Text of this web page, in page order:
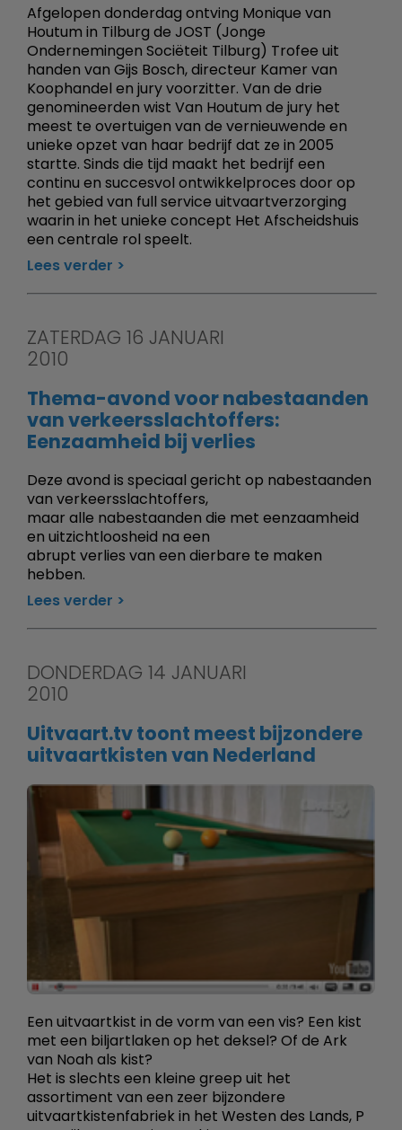
Afgelopen donderdag ontving Monique van
Houtum in Tilburg de JOST (Jonge
Ondernemingen Sociëteit Tilburg) Trofee uit
handen van Gijs Bosch, directeur Kamer van
Koophandel en jury voorzitter. Van de drie
genomineerden wist Van Houtum de jury het
meest te overtuigen van de vernieuwende en
unieke opzet van haar bedrijf dat ze in 2005
startte. Sinds die tijd maakt het bedrijf een
continu en succesvol ontwikkelproces door op
het gebied van full service uitvaartverzorging
waarin in het unieke concept Het Afscheidshuis
een centrale rol speelt.
Lees verder
ZATERDAG 16 JANUARI
2010
Thema-avond voor nabestaanden
van verkeersslachtoffers:
Eenzaamheid bij verlies
Deze avond is speciaal gericht op nabestaanden
van verkeersslachtoffers,
maar alle nabestaanden die met eenzaamheid
en uitzichtloosheid na een
abrupt verlies van een dierbare te maken
hebben.
Lees verder
DONDERDAG 14 JANUARI
2010
Uitvaart.tv toont meest bijzondere
uitvaartkisten van Nederland
Een uitvaartkist in de vorm van een vis? Een kist
met een biljartlaken op het deksel? Of de Ark
van Noah als kist?
Het is slechts een kleine greep uit het
assortiment van een zeer bijzondere
uitvaartkistenfabriek in het Westen des Lands, P